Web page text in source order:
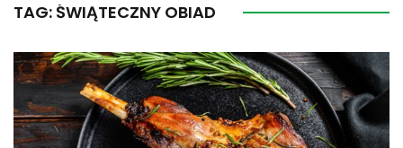
TAG: ŚWIĄTECZNY OBIAD